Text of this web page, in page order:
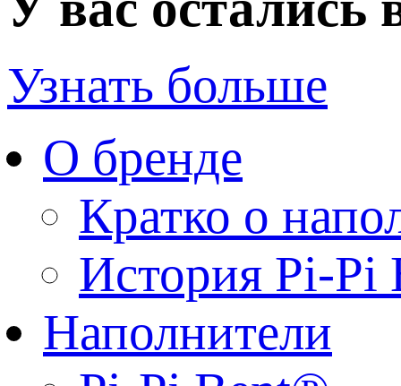
Узнать больше
О бренде
Кратко о
История Pi-Pi
Наполнители